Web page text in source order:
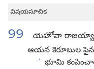
విషయసూచిక
99 యెహోవా
ఆయన కెరూబుల పైన
+ భూమి